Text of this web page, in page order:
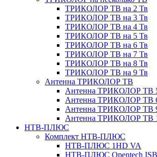
ТРИКОЛОР ТВ на 2 Тв
ТРИКОЛОР ТВ на 3 Тв
ТРИКОЛОР ТВ на 4 Тв
ТРИКОЛОР ТВ на 5 Тв
ТРИКОЛОР ТВ на 6 Тв
ТРИКОЛОР ТВ на 7 Тв
ТРИКОЛОР ТВ на 8 Тв
ТРИКОЛОР ТВ на 9 Тв
Антенна ТРИКОЛОР ТВ
Антенна ТРИКОЛОР ТВ
Антенна ТРИКОЛОР ТВ
Антенна ТРИКОЛОР ТВ
Антенна ТРИКОЛОР ТВ
НТВ-ПЛЮС
Комплект НТВ-ПЛЮС
НТВ-ПЛЮС 1HD VA
НТВ-ПЛЮС Opentech